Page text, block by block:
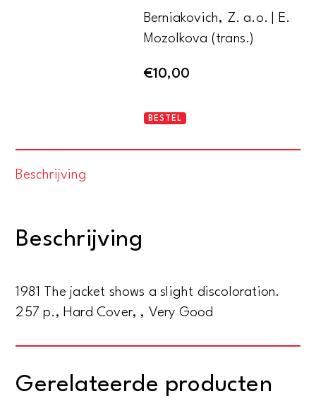
Berniakovich, Z. a.o. | E.
Mozolkova (trans.)
€10,00
Masterpieces
the
15th
early
BESTEL
Beschrijving
Beschrijving
1981 The jacket shows a slight discoloration.
257 p., Hard Cover, , Very Good
Gerelateerde producten